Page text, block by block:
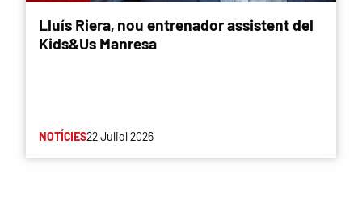
Lluís Riera, nou entrenador assistent del
Kids&Us Manresa
NOTÍCIES22 Juliol 2026